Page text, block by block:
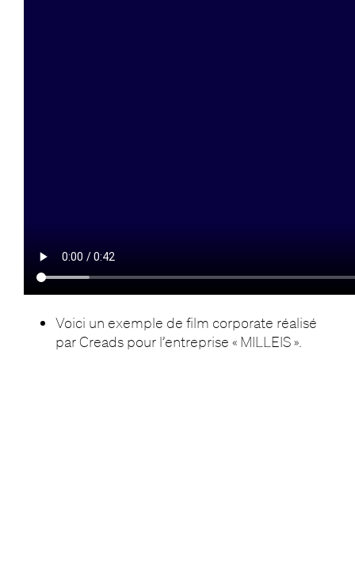
Voici un exemple de film corporate réalisé
par Creads pour l’entreprise « MILLEIS ».